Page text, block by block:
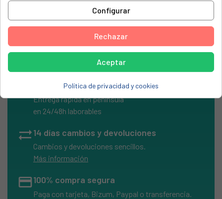
ELECTROVÁLVULA UNIVERSAL 3/4 x 3/4, 220V
Envíos Express
Entrega rápida en península
en 24/48h laborables
sync_alt14 días cambios y devoluciones
Cambios y devoluciones sencillos.
Más información
credit_card100% compra segura
Paga con tarjeta, Bizum, Paypal o transferencia.
Configurar
Rechazar
Aceptar
Política de privacidad y cookies